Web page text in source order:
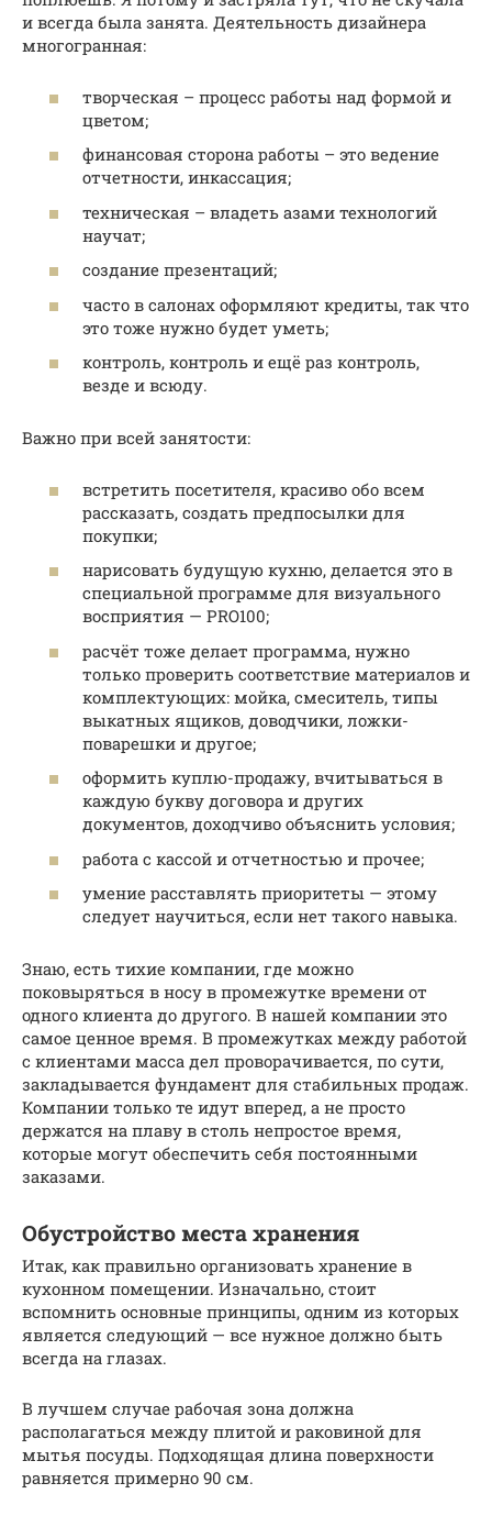
и всегда была занята. Деятельность дизайнера
многогранная:
творческая – процесс работы над формой и
цветом;
финансовая сторона работы – это ведение
отчетности, инкассация;
техническая – владеть азами технологий
научат;
создание презентаций;
часто в салонах оформляют кредиты, так что
это тоже нужно будет уметь;
контроль, контроль и ещё раз контроль,
везде и всюду.
Важно при всей занятости:
встретить посетителя, красиво обо всем
рассказать, создать предпосылки для
покупки;
нарисовать будущую кухню, делается это в
специальной программе для визуального
восприятия — PRO100;
расчёт тоже делает программа, нужно
только проверить соответствие материалов и
комплектующих: мойка, смеситель, типы
выкатных ящиков, доводчики, ложки-
поварешки и другое;
оформить куплю-продажу, вчитываться в
каждую букву договора и других
документов, доходчиво объяснить условия;
работа с кассой и отчетностью и прочее;
умение расставлять приоритеты — этому
следует научиться, если нет такого навыка.
Знаю, есть тихие компании, где можно
поковыряться в носу в промежутке времени от
одного клиента до другого. В нашей компании это
самое ценное время. В промежутках между работой
с клиентами масса дел проворачивается, по сути,
закладывается фундамент для стабильных продаж.
Компании только те идут вперед, а не просто
держатся на плаву в столь непростое время,
которые могут обеспечить себя постоянными
заказами.
Обустройство места хранения
Итак, как правильно организовать хранение в
кухонном помещении. Изначально, стоит
вспомнить основные принципы, одним из которых
является следующий — все нужное должно быть
всегда на глазах.
В лучшем случае рабочая зона должна
располагаться между плитой и раковиной для
мытья посуды. Подходящая длина поверхности
равняется примерно 90 см.